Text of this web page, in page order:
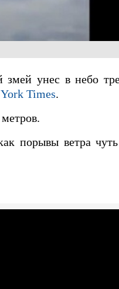
унес в небо
Times.
порывы ветра